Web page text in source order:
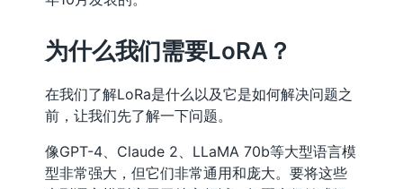
为什么我们需要LoRA？
在我们了解LoRa是什么以及它是如何解决问题之
前，让我们先了解一下问题。
像GPT-4、Claude 2、LLaMA 70b等大型语言模
型非常强大，但它们非常通用和庞大。要将这些